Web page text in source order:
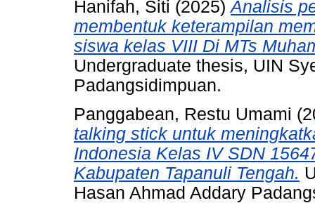
Hanifah, Siti (2025)Analisis
membentuk keterampilan
siswa kelas VIII Di MTs
Undergraduate thesis, UIN
Padangsidimpuan.
Panggabean, Restu Umami
talking stick untuk
Indonesia Kelas IV SDN
Kabupaten Tapanuli Tengah.
Hasan Ahmad Addary